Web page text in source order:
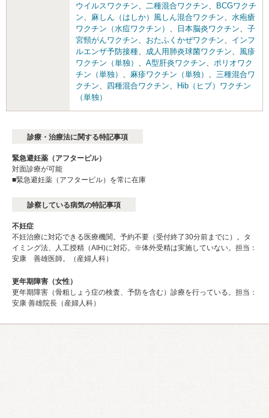
ウイルスワクチン
二種混合ワクチン
BCGワクチ
ン
麻しん（はしか）風しん混合ワクチン
水疱瘡
ワクチン（水痘ワクチン）
日本脳炎ワクチン
子
宮頸がんワクチン
おたふくかぜワクチン
インフ
ルエンザ予防接種
成人用肺炎球菌ワクチン
風疹
ワクチン（単独）
A型肝炎ワクチン
ポリオワク
チン（単独）
麻疹ワクチン（単独）
三種混合ワ
クチン
四種混合ワクチン
Hib（ヒブ）ワクチン
（単独）
診療・治療法に関する特記事項
緊急避妊薬（アフターピル）
対面診療が可能
■緊急避妊薬（アフターピル）を常に在庫
診察している病気の特記事項
不妊症
不妊治療に対応できる医療機関。予約不要（受付終了30分前までに）。タ
イミング法、人工授精（AIH)に対応。※体外受精は実施していない。担当：
安康 善雄医師。（産婦人科）
更年期障害（女性）
更年期障害（骨粗しょう症の検査、予防を含む）診療を行っている。担当：
安康 善雄院長（産婦人科）